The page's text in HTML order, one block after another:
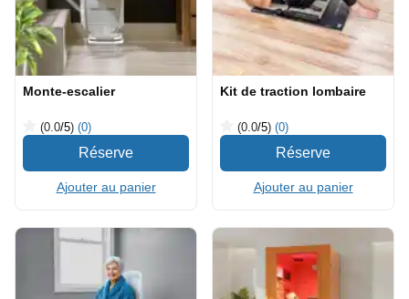
Monte-escalier
(0.0/5) (0)
Ajouter au panier
Kit de traction lombaire
(0.0/5) (0)
Ajouter au panier